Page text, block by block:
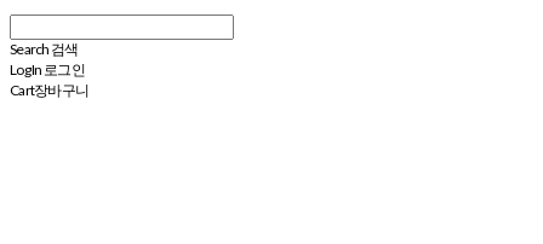
Search 검색
Log In 로그인
Cart장바구니